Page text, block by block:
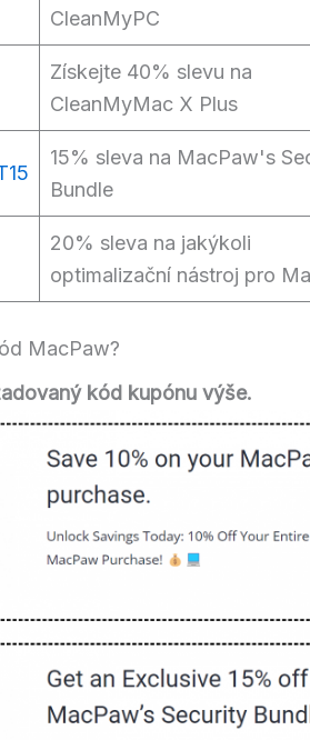
CleanMyPC
Získejte 40% slevu na
CleanMyMac X Plus
15% sleva na MacPaw's
Bundle
20% sleva na jakýkoli
optimalizační nástroj pro
MacPaw?
kód kupónu výše.